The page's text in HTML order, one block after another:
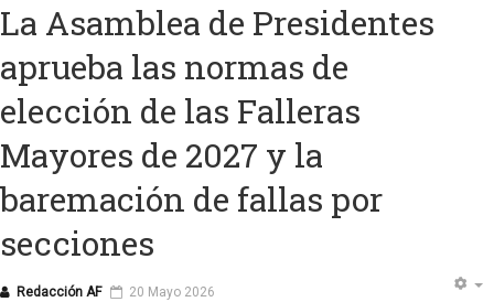
La Asamblea de Presidentes
aprueba las normas de
elección de las Falleras
Mayores de 2027 y la
baremación de fallas por
secciones
Redacción AF 20 Mayo 2026